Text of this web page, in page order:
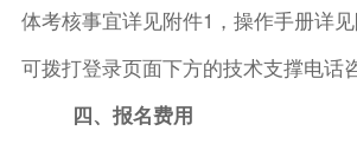
体考核事宜详见附件1，操作手册详
可拨打登录页面下方的技术支撑电话
四、报名费用